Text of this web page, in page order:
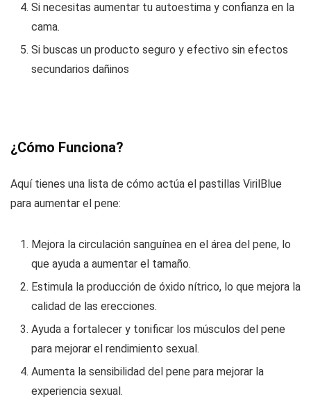
Si necesitas aumentar tu autoestima y confianza en la
cama.
Si buscas un producto seguro y efectivo sin efectos
secundarios dañinos
¿Cómo Funciona?
Aquí tienes una lista de cómo actúa el pastillas VirilBlue
para aumentar el pene:
Mejora la circulación sanguínea en el área del pene, lo
que ayuda a aumentar el tamaño.
Estimula la producción de óxido nítrico, lo que mejora la
calidad de las erecciones.
Ayuda a fortalecer y tonificar los músculos del pene
para mejorar el rendimiento sexual.
Aumenta la sensibilidad del pene para mejorar la
experiencia sexual.